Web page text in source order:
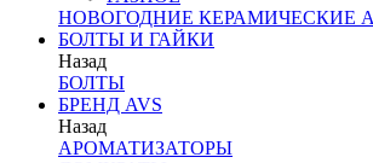
НОВОГОДНИЕ КЕРАМИЧЕСКИЕ
БОЛТЫ И ГАЙКИ
Назад
БОЛТЫ
БРЕНД AVS
Назад
АРОМАТИЗАТОРЫ